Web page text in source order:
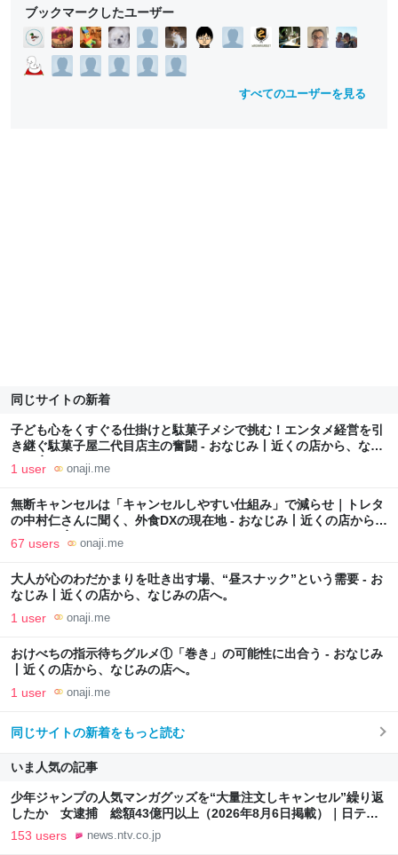
ブックマークしたユーザー
すべてのユーザーを見る
同じサイトの新着
子ども心をくすぐる仕掛けと駄菓子メシで挑む！エンタメ経営を引
き継ぐ駄菓子屋二代目店主の奮闘 - おなじみ丨近くの店から、なじ
みの店へ。
1 user onaji.me
無断キャンセルは「キャンセルしやすい仕組み」で減らせ｜トレタ
の中村仁さんに聞く、外食DXの現在地 - おなじみ丨近くの店から、
なじみの店へ。
67 users onaji.me
大人が心のわだかまりを吐き出す場、“昼スナック”という需要 - お
なじみ丨近くの店から、なじみの店へ。
1 user onaji.me
おけべちの指示待ちグルメ①「巻き」の可能性に出合う - おなじみ
丨近くの店から、なじみの店へ。
1 user onaji.me
同じサイトの新着をもっと読む
いま人気の記事
少年ジャンプの人気マンガグッズを“大量注文しキャンセル”繰り返
したか 女逮捕 総額43億円以上（2026年8月6日掲載）｜日テレ
NEWS NNN
153 users news.ntv.co.jp